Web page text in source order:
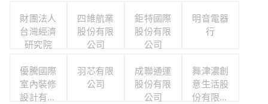
財團法人
台灣經濟
研究院
四維航業
股份有限
公司
鉅特國際
股份有限
公司
明音電器
行
優騰國際
室內裝修
設計有限
羽芯有限
公司
成聯通運
股份有限
公司
舞津濃創
意生活股
份有限公